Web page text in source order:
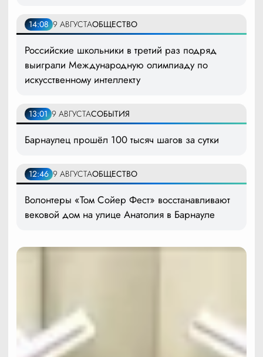
14:08 9 АВГУСТАОБЩЕСТВО
Российские школьники в третий раз подряд
выиграли Международную олимпиаду по
искусственному интеллекту
13:01 9 АВГУСТАСОБЫТИЯ
Барнаулец прошёл 100 тысяч шагов за сутки
12:46 9 АВГУСТАОБЩЕСТВО
Волонтеры «Том Сойер Фест» восстанавливают
вековой дом на улице Анатолия в Барнауле